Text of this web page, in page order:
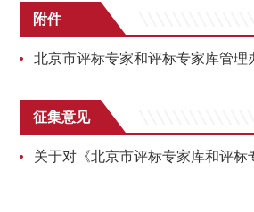
附件
北京市评标专家和评标专家库管理
征集意见
关于对《北京市评标专家库和评